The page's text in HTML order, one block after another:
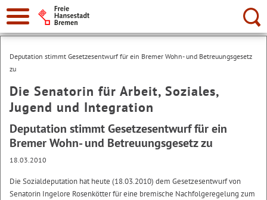
Suche:
Deputation stimmt Gesetzesentwurf für ein Bremer Wohn- und Betreuungsgesetz
zu
Die Senatorin für Arbeit, Soziales,
Jugend und Integration
Deputation stimmt Gesetzesentwurf für ein
Bremer Wohn- und Betreuungsgesetz zu
18.03.2010
Die Sozialdeputation hat heute (18.03.2010) dem Gesetzesentwurf von
Senatorin Ingelore Rosenkötter für eine bremische Nachfolgeregelung zum